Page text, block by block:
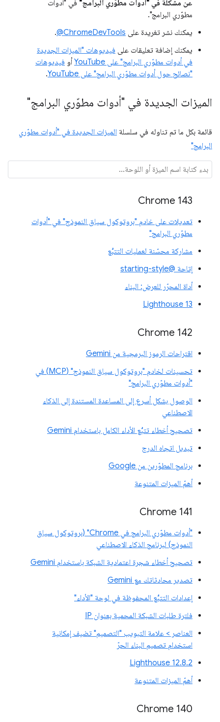
عن مشكلة في "أدوات مطوّري البرامج" في "أدوات
مطوّري البرامج".
يمكنك نشر تغريدة على ‎@ChromeDevTools
.
يمكنك إضافة تعليقات على فيديوهات "الميزات الجديدة
في أدوات مطوّري البرامج" على YouTube
أو فيديوهات
"نصائح حول أدوات مطوّري البرامج" على YouTube
.
الميزات الجديدة في "أدوات مطوّري البرامج"
قائمة بكل ما تم تناوله في سلسلة الميزات الجديدة في "أدوات مطوّري
البرامج"
Chrome 143
تعديلات على خادم "بروتوكول سياق النموذج" في "أدوات
مطوّري البرامج"
مشاركة محسّنة لعمليات التتبُّع
إتاحة @starting-style
أداة المحرّر للعرض: البناء
Lighthouse 13
Chrome 142
اقتراحات الرموز البرمجية من Gemini
تحسينات لخادم "بروتوكول سياق النموذج" (MCP) في
"أدوات مطوّري البرامج"
الوصول بشكل أسرع إلى المساعدة المستندة إلى الذكاء
الاصطناعي
تصحيح أخطاء تتبُّع الأداء الكامل باستخدام Gemini
تبديل اتجاه الدرج
برنامج المطوّرين من Google
أهمّ الميزات المتنوعة
‫Chrome 141
"أدوات مطوّري البرامج في Chrome" (بروتوكول سياق
النموذج) لبرنامج الذكاء الاصطناعي
تصحيح أخطاء شجرة اعتمادية الشبكة باستخدام Gemini
تصدير محادثاتك مع Gemini
إعدادات التتبُّع المحفوظة في لوحة "الأداء"
فلترة طلبات الشبكة المحمية بعنوان IP
العناصر > علامة التبويب "التصميم" تضيف إمكانية
استخدام تصميم البناء الحرّ
‫Lighthouse 12.8.2
أهمّ الميزات المتنوعة
Chrome 140